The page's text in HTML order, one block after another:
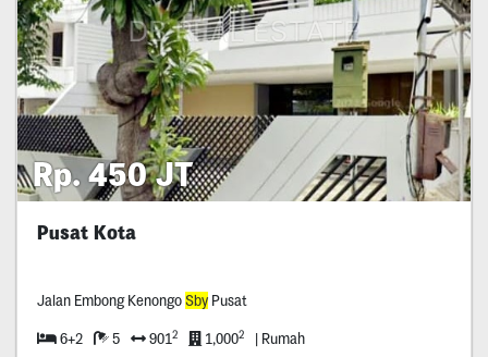
Rp. 450 JT
Pusat Kota
Jalan Embong KenongoSbyPusat
6+2 5 9012 1,0002 | Rumah